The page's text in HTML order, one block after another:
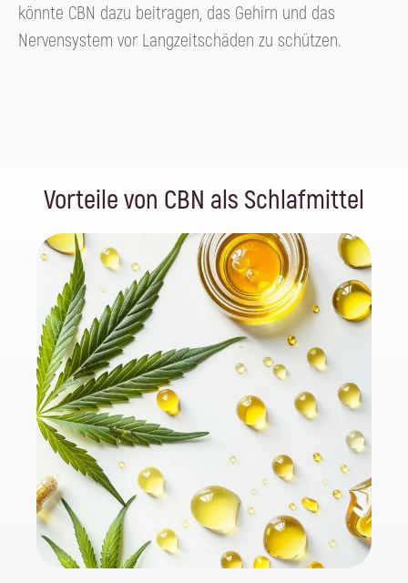
könnte CBN dazu beitragen, das Gehirn und das
Nervensystem vor Langzeitschäden zu schützen.
Vorteile von CBN als Schlafmittel